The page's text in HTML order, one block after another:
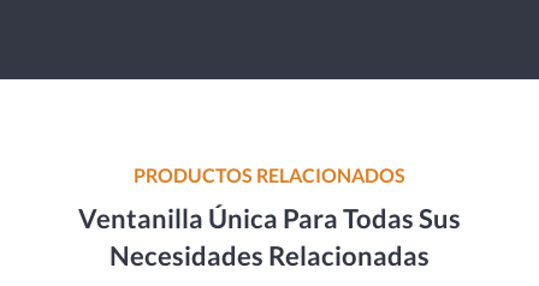
PRODUCTOS RELACIONADOS
Ventanilla Única Para Todas Sus
Necesidades Relacionadas